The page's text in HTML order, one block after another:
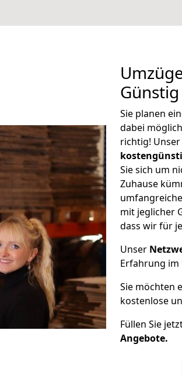
Sie planen
dabei
richtig!
Sie sich um
Zuhause
mit jeglicher
dass wir für
Unser
Erfahrung im
Sie möchten
kostenlose
Füllen Sie
Angebote.